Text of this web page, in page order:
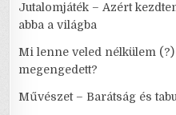
Jutalomjáték – Azért
abba a világba
Mi lenne veled nélkülem
megengedett?
Művészet – Barátság és